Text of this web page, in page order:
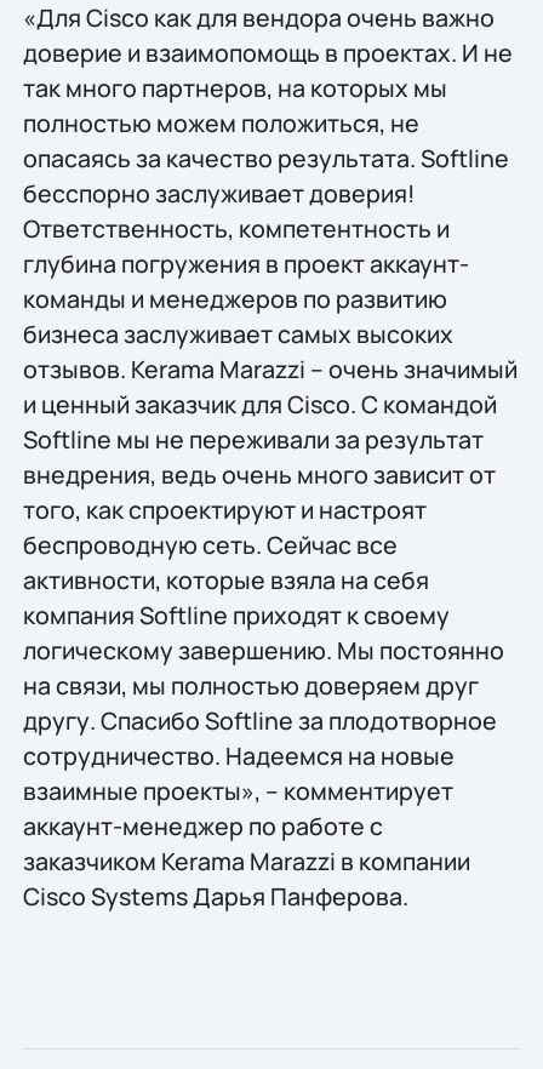
«Для Cisco как для вендора очень важно
доверие и взаимопомощь в проектах. И не
так много партнеров, на которых мы
полностью можем положиться, не
опасаясь за качество результата. Softline
бесспорно заслуживает доверия!
Ответственность, компетентность и
глубина погружения в проект аккаунт-
команды и менеджеров по развитию
бизнеса заслуживает самых высоких
отзывов. Kerama Marazzi – очень значимый
и ценный заказчик для Cisco. С командой
Softline мы не переживали за результат
внедрения, ведь очень много зависит от
того, как спроектируют и настроят
беспроводную сеть. Сейчас все
активности, которые взяла на себя
компания Softline приходят к своему
логическому завершению. Мы постоянно
на связи, мы полностью доверяем друг
другу. Спасибо Softline за плодотворное
сотрудничество. Надеемся на новые
взаимные проекты», – комментирует
аккаунт-менеджер по работе с
заказчиком Kerama Marazzi в компании
Cisco Systems Дарья Панферова.